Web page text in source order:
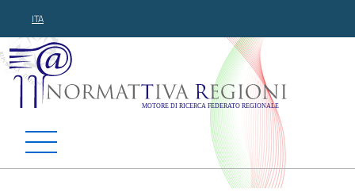
ITA
Normattiva Regioni -